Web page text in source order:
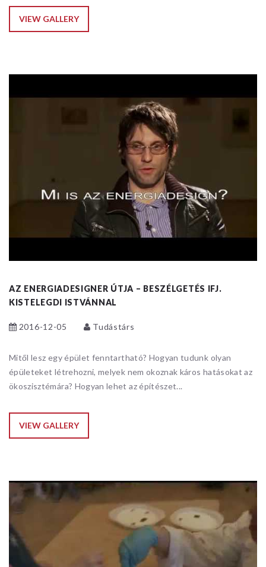
VIEW GALLERY
AZ ENERGIADESIGNER ÚTJA – BESZÉLGETÉS IFJ.
KISTELEGDI ISTVÁNNAL
2016-12-05 Tudástárs
Mitől lesz egy épület fenntartható? Hogyan tudunk olyan
épületeket létrehozni, melyek nem okoznak káros hatásokat az
ökoszisztémára? Hogyan lehet az építészet...
VIEW GALLERY